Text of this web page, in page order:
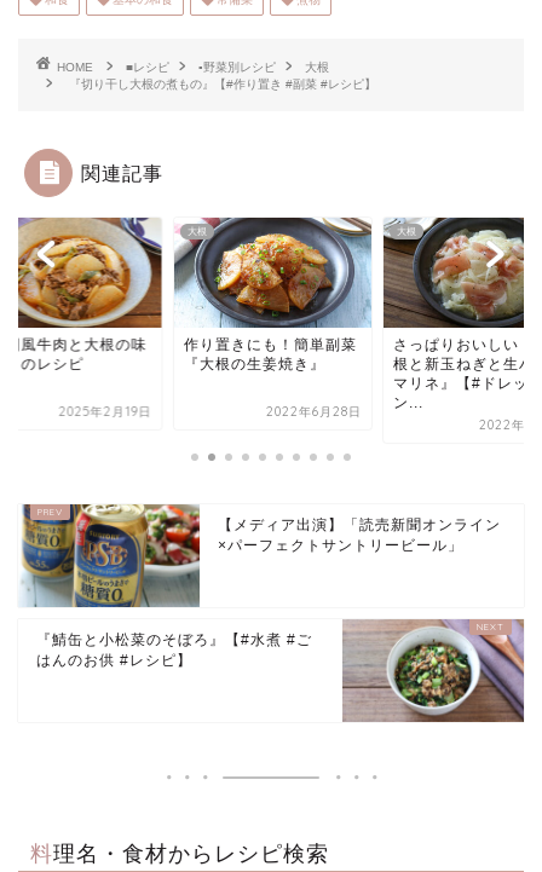
HOME ■レシピ ▪野菜別レシピ
大根
『切り干し大根の煮もの』【#作り置き #副菜 #レシピ】
関連記事
国風牛肉と大根の味
』のレシピ
2025年2月19日
大根
作り置きにも！簡単副菜
『大根の生姜焼き』
2022年6月28日
大根
さっぱりおいしい！
根と新玉ねぎと生ハ
マリネ』【#ドレッ
ン...
2022年4
【メディア出演】「読売新聞オンライン
×パーフェクトサントリービール」
『鯖缶と小松菜のそぼろ』【#水煮 #ご
はんのお供 #レシピ】
料理名・食材からレシピ検索